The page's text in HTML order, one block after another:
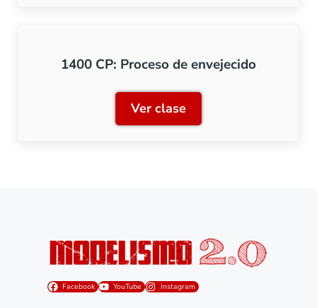
1400 CP: Proceso de envejecido
Ver clase1400 CP: Proceso de
Facebook YouTube Instagram